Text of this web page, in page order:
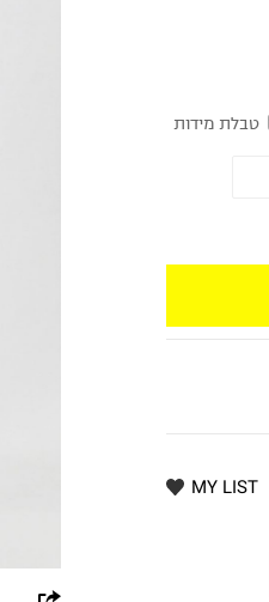
טבלת מידות
MY LIST